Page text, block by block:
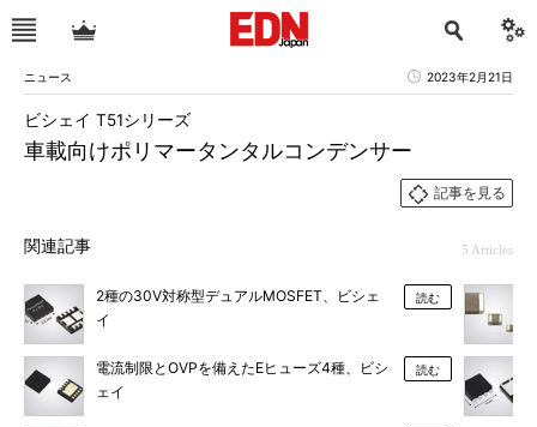
ニュース 2023年2月21日
車載向けポリマータンタルコンデンサー
ビシェイ T51シリーズ
記事を見る
関連記事 5 Articles
2種の30V対称型デュアルMOSFET、ビシェ
イ
読む
電流制限とOVPを備えたEヒューズ4種、ビシ
ェイ
読む